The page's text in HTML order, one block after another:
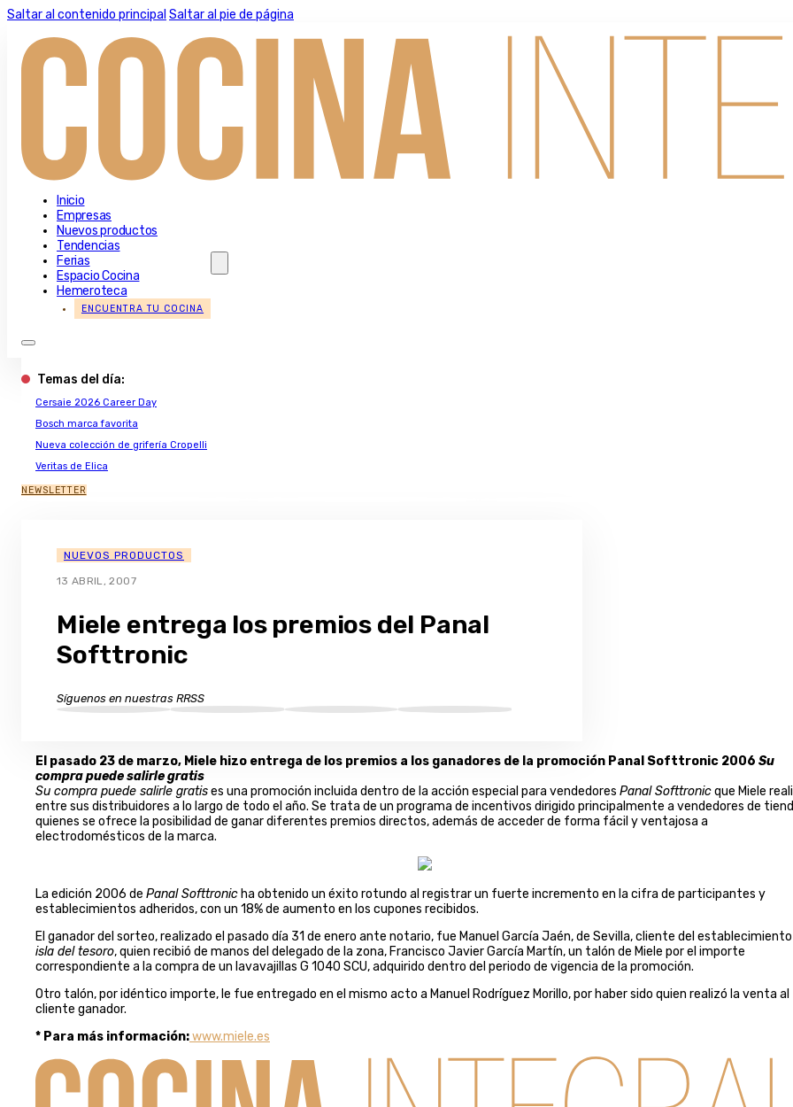
Saltar al contenido principal Saltar al pie de página
Inicio
Empresas
Nuevos productos
Tendencias
Ferias
Espacio Cocina
Hemeroteca
ENCUENTRA TU COCINA
Temas del día:
Cersaie 2026 Career Day
Bosch marca favorita
Nueva colección de grifería Cropelli
Veritas de Elica
NEWSLETTER
NUEVOS PRODUCTOS
13 ABRIL, 2007
Miele entrega los premios del Panal
Softtronic
Síguenos en nuestras RRSS
El pasado 23 de marzo, Miele hizo entrega de los premios a los ganadores de la promoción Panal Softtronic 2006 Su
compra puede salirle gratis
Su compra puede salirle gratises una promoción incluida dentro de la acción especial para vendedores Panal Softtronicque Miele
entre sus distribuidores a lo largo de todo el año. Se trata de un programa de incentivos dirigido principalmente a vendedores de
quienes se ofrece la posibilidad de ganar diferentes premios directos, además de acceder de forma fácil y ventajosa a
electrodomésticos de la marca.
La edición 2006 de Panal Softtronic ha obtenido un éxito rotundo al registrar un fuerte incremento en la cifra de participantes y
establecimientos adheridos, con un 18% de aumento en los cupones recibidos.
El ganador del sorteo, realizado el pasado día 31 de enero ante notario, fue Manuel García Jaén, de Sevilla, cliente del
isla del tesoro, quien recibió de manos del delegado de la zona, Francisco Javier García Martín, un talón de Miele por el importe
correspondiente a la compra de un lavavajillas G 1040 SCU, adquirido dentro del periodo de vigencia de la promoción.
Otro talón, por idéntico importe, le fue entregado en el mismo acto a Manuel Rodríguez Morillo, por haber sido quien realizó la venta al
cliente ganador.
* Para más información:www.miele.es